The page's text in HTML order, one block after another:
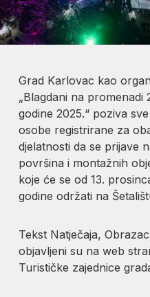
Grad Karlovac kao
„Blagdani na promenadi
godine 2025.“ poziva
osobe registrirane za
djelatnosti da se prijave
površina i montažnih
koje će se od 13.
godine održati na
Tekst Natječaja,
objavljeni su na web
Turističke zajednice